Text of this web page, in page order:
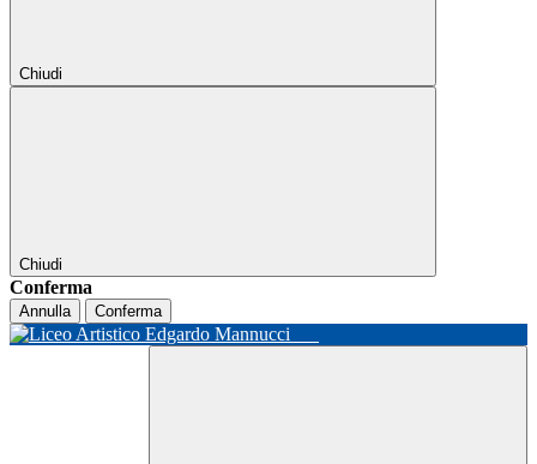
Chiudi
Chiudi
Conferma
Annulla Conferma